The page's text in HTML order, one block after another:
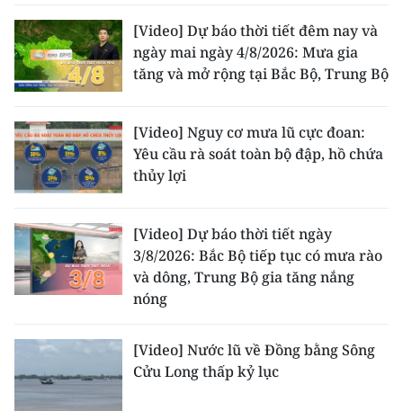
[Video] Dự báo thời tiết đêm nay và
ngày mai ngày 4/8/2026: Mưa gia
tăng và mở rộng tại Bắc Bộ, Trung Bộ
[Video] Nguy cơ mưa lũ cực đoan:
Yêu cầu rà soát toàn bộ đập, hồ chứa
thủy lợi
[Video] Dự báo thời tiết ngày
3/8/2026: Bắc Bộ tiếp tục có mưa rào
và dông, Trung Bộ gia tăng nắng
nóng
[Video] Nước lũ về Đồng bằng Sông
Cửu Long thấp kỷ lục